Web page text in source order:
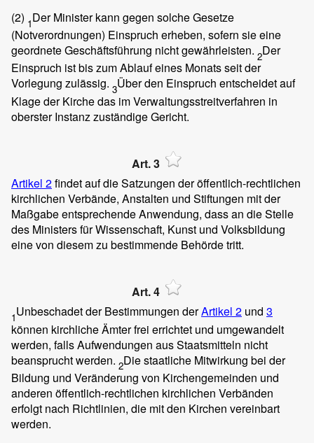
(2) 1Der Minister kann gegen solche Gesetze
(Notverordnungen) Einspruch erheben, sofern sie eine
geordnete Geschäftsführung nicht gewährleisten. 2Der
Einspruch ist bis zum Ablauf eines Monats seit der
Vorlegung zulässig. 3Über den Einspruch entscheidet auf
Klage der Kirche das im Verwaltungsstreitverfahren in
oberster Instanz zuständige Gericht.
Art. 3
Artikel 2findet auf die Satzungen der öffentlich-rechtlichen
kirchlichen Verbände, Anstalten und Stiftungen mit der
Maßgabe entsprechende Anwendung, dass an die Stelle
des Ministers für Wissenschaft, Kunst und Volksbildung
eine von diesem zu bestimmende Behörde tritt.
Art. 4
1Unbeschadet der Bestimmungen derArtikel 2 und 3
können kirchliche Ämter frei errichtet und umgewandelt
werden, falls Aufwendungen aus Staatsmitteln nicht
beansprucht werden. 2Die staatliche Mitwirkung bei der
Bildung und Veränderung von Kirchengemeinden und
anderen öffentlich-rechtlichen kirchlichen Verbänden
erfolgt nach Richtlinien, die mit den Kirchen vereinbart
werden.